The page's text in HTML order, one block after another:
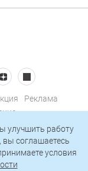
Реклама
улучшить работу
соглашаетесь
условия